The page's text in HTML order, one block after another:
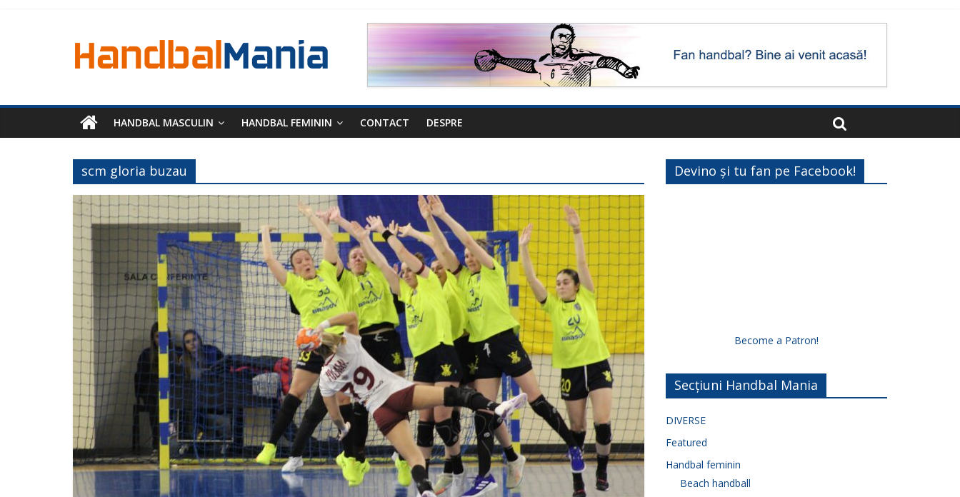
HANDBAL MASCULIN HANDBAL FEMININ CONTACT DESPRE
scm gloria buzau Devino și tu fan pe Facebook!
Become a Patron!
Secțiuni Handbal Mania
DIVERSE
Featured
Handbal feminin
Beach handball